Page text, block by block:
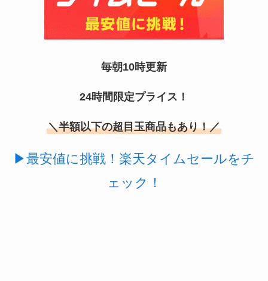
ストコで買える！
毎朝10時更新
24時間限定プライス！
＼半額以下の超目玉商品もあり！／
▶最安値に挑戦！楽天タイムセールをチ
ェック！